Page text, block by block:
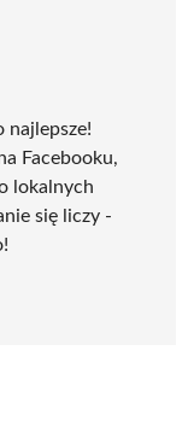
najlepsze!
Facebooku,
lokalnych
się liczy -